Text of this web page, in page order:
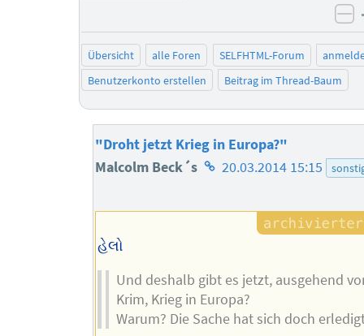
Übersicht alle Foren SELFHTML-Forum
Benutzerkonto erstellen
Beitrag im Thread-Baum
"Droht jetzt Krieg in Europa?"
Malcolm Beck´s Homepage
Autors
20.03.2014 15:15
હેલો
Und deshalb gibt es jetzt, ausgehend
Krim, Krieg in Europa?
Warum? Die Sache hat sich doch